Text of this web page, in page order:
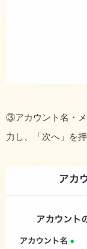
③アカウント名・
力し、「次へ」を